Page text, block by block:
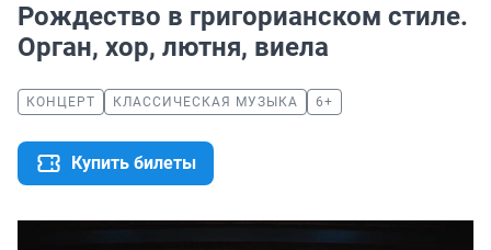
Рождество в григорианском стиле.
Орган, хор, лютня, виела
КОНЦЕРТ КЛАССИЧЕСКАЯ МУЗЫКА 6+
Купить билеты